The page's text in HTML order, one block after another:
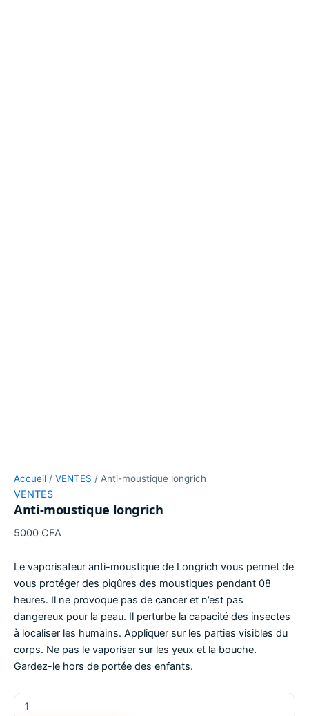
Accueil / VENTES / Anti-moustique longrich
VENTES
Anti-moustique longrich
5000 CFA
Le vaporisateur anti-moustique de Longrich vous permet de
vous protéger des piqûres des moustiques pendant 08
heures. Il ne provoque pas de cancer et n’est pas
dangereux pour la peau. Il perturbe la capacité des insectes
à localiser les humains. Appliquer sur les parties visibles du
corps. Ne pas le vaporiser sur les yeux et la bouche.
Gardez-le hors de portée des enfants.
quantité